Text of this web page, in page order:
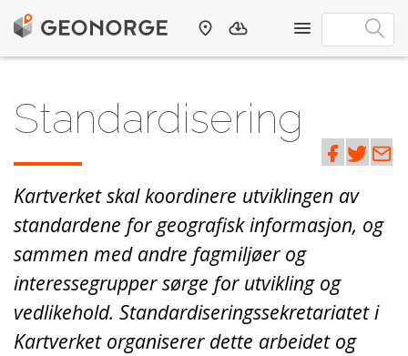
Standardisering
Kartverket skal koordinere utviklingen av
standardene for geografisk informasjon, og
sammen med andre fagmiljøer og
interessegrupper sørge for utvikling og
vedlikehold. Standardiseringssekretariatet i
Kartverket organiserer dette arbeidet og